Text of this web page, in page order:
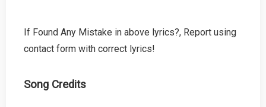
If Found Any Mistake in above lyrics?, Report using
contact form with correct lyrics!
Song Credits